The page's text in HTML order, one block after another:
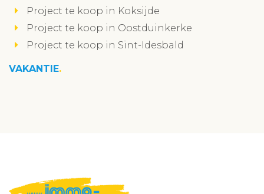
Project te koop in Koksijde
Project te koop in Oostduinkerke
Project te koop in Sint-Idesbald
VAKANTIE